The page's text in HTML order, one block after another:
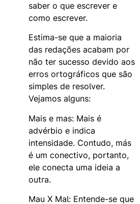
saber o que escrever e
como escrever.
Estima-se que a maioria
das redações acabam por
não ter sucesso devido aos
erros ortográficos que são
simples de resolver.
Vejamos alguns:
Mais e mas: Mais é
advérbio e indica
intensidade. Contudo, más
é um conectivo, portanto,
ele conecta uma ideia a
outra.
Mau X Mal: Entende-se que